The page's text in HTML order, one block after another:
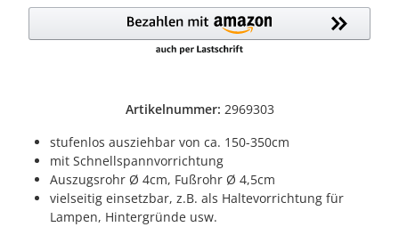
Artikelnummer: 2969303
stufenlos ausziehbar von ca. 150-350cm
mit Schnellspannvorrichtung
Auszugsrohr Ø 4cm, Fußrohr Ø 4,5cm
vielseitig einsetzbar, z.B. als Haltevorrichtung für
Lampen, Hintergründe usw.